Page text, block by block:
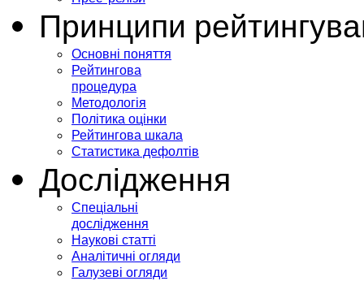
Принципи
Основні поняття
Рейтингова
процедура
Методологія
Політика оцінки
Рейтингова шкала
Статистика дефолтів
Дослідження
Спеціальні
дослідження
Наукові статті
Аналітичні огляди
Галузеві огляди